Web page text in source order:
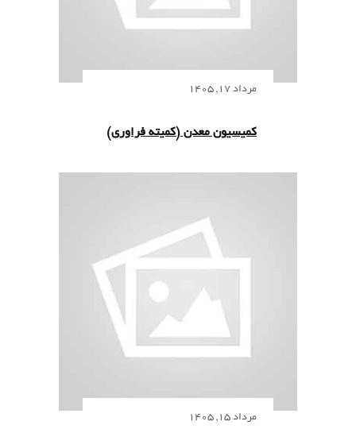
مرداد 17, 1405
کمیسیون معدن (کمیته فراوری)
مرداد 15, 1405